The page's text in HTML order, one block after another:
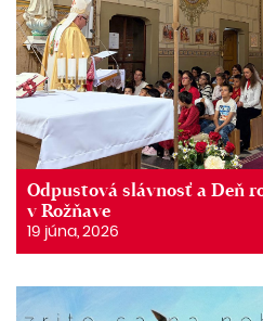
Odpustová slávnosť a Deň
v Rožňave
19 júna, 2026